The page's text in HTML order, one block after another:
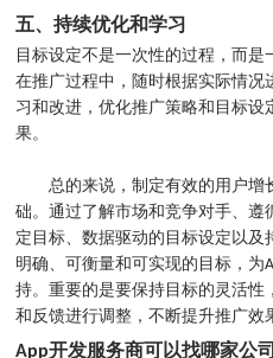
五、持续优化和学习
目标设定不是一次性的过程，而是
在推广过程中，随时根据实际情况
习和改进，优化推广策略和目标设
果。
总的来说，制定有效的用户增
础。通过了解市场和竞争对手、遵
定目标、数据驱动的目标设定以及
明确、可衡量和可实现的目标，为
持。重要的是要保持目标的灵活性
和反馈进行调整，不断提升推广效
App开发服务商可以找哪家公